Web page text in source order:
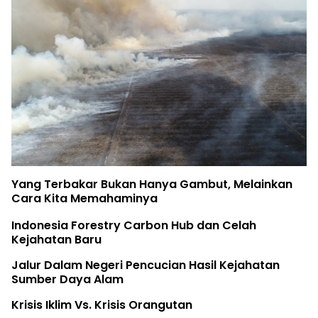
Yang Terbakar Bukan Hanya Gambut, Melainkan
Cara Kita Memahaminya
Indonesia Forestry Carbon Hub dan Celah
Kejahatan Baru
Jalur Dalam Negeri Pencucian Hasil Kejahatan
Sumber Daya Alam
Krisis Iklim Vs. Krisis Orangutan